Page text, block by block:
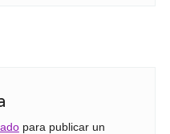
para publicar un